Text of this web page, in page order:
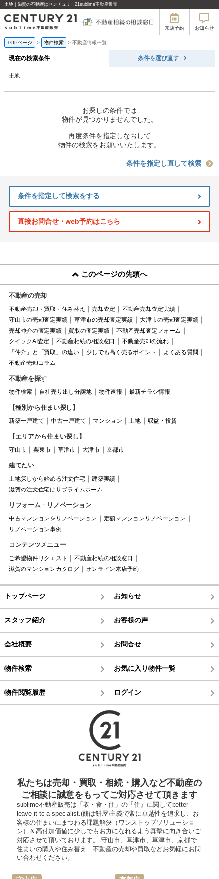
土地｜滋賀の不動産はセンチュリー21sublime不動産販売
来店予約 お知らせ
TOPページ > 物件検索 > 不動産情報一覧
現在の検索条件 条件を選び直す
土地
お探しの条件では
物件が見つかりませんでした。
再度条件を指定しなおして
物件の検索をお願いいたします。
条件を指定し直して検索
条件を指定して検索をする
直接お問合せ・web予約はこちら
このページの先頭へ
不動産の売却
不動産売却・買取・住み替え 売却査定
不動産売却査定実績
守山市の売却査定実績
草津市の売却査定実績
大津市の売却査定実績
売却仲介の査定実績
買取の査定実績
不動産売却査定フォーム
クイックAI査定
不動産相続の相談窓口
不動産売却の流れ
「仲介」と「買取」の違い
少しでも高く売るポイント
よくある質問
不動産売却コラム
不動産を探す
物件検索 自社売り出し分譲地 物件速報 最新チラシ情報
【種別から住まい探し】
新築一戸建て 中古一戸建て マンション 土地 収益・投資
【エリアから住まい探し】
守山市 栗東市 草津市 大津市 京都市
建てたい
土地探しから始める注文住宅
建築実績
滋賀の注文住宅はサブライムホーム
リフォーム・リノベーション
中古マンションをリノベーション
定額マンションリノベーション
リノベーション事例
コンテンツメニュー
ご希望物件リクエスト
不動産相続の相談窓口
滋賀のマンションカタログ
オンライン来店予約
トップページ お知らせ
スタッフ紹介 お客様の声
会社概要 お問合せ
物件検索 お気に入り物件一覧
物件閲覧履歴 ログイン
私たちは売却・買取・相続・購入など不動産の
ご相談に誠意をもってご対応させて頂きます
sublime不動産販売は「衣・食・住」の『住』に関してbetter
leave it to a specialist.(餅は餅屋)主義で常に卓越性を追求し、お
客様の住まいにまつわる課題解決（ワンストップソリューショ
ン）＆高付加価値に少しでもお力になれるよう真摯に向き合いご
対応させて頂いております。 守山市、草津市、草津市、京都で
住まいの購入や住み替え、不動産の売却や買取などお気軽にお問
い合わせください。